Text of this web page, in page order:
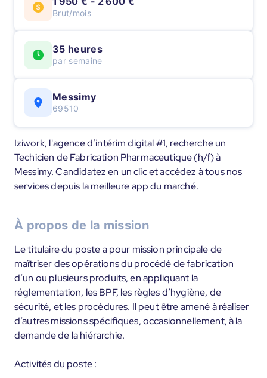
Brut/mois
35 heures
par semaine
Messimy
69510
Iziwork, l'agence d’intérim digital #1, recherche un
Techicien de Fabrication Pharmaceutique (h/f) à
Messimy. Candidatez en un clic et accédez à tous nos
services depuis la meilleure app du marché.
À propos de la mission
Le titulaire du poste a pour mission principale de
maîtriser des opérations du procédé de fabrication
d’un ou plusieurs produits, en appliquant la
réglementation, les BPF, les règles d’hygiène, de
sécurité, et les procédures. Il peut être amené à réaliser
d’autres missions spécifiques, occasionnellement, à la
demande de la hiérarchie.
Activités du poste :